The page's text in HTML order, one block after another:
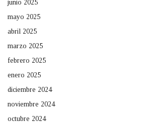
junio 2025
mayo 2025
abril 2025
marzo 2025
febrero 2025
enero 2025
diciembre 2024
noviembre 2024
octubre 2024